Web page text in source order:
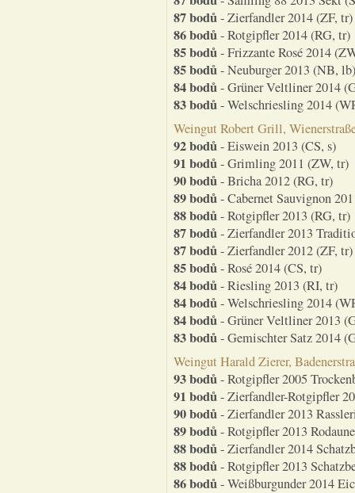
87 bodů- Zierfandler 2014 (ZF, tr)
86 bodů- Rotgipfler 2014 (RG, tr)
85 bodů- Frizzante Rosé 2014
85 bodů- Neuburger 2013 (NB, lb)
84 bodů- Grüner Veltliner 2014
83 bodů- Welschriesling 2014
Weingut Robert Grill,
92 bodů- Eiswein 2013 (CS, s)
91 bodů- Grimling 2011 (ZW, tr)
90 bodů- Bricha 2012 (RG, tr)
89 bodů- Cabernet Sauvignon
88 bodů- Rotgipfler 2013 (RG, tr)
87 bodů- Zierfandler 2013
87 bodů- Zierfandler 2012 (ZF, tr)
85 bodů- Rosé 2014 (CS, tr)
84 bodů- Riesling 2013 (RI, tr)
84 bodů- Welschriesling 2014
84 bodů- Grüner Veltliner 2013
83 bodů- Gemischter Satz 2014
Weingut Harald Zierer,
93 bodů- Rotgipfler 2005
91 bodů- Zierfandler-Rotgipfler
90 bodů- Zierfandler 2013
89 bodů- Rotgipfler 2013
88 bodů- Zierfandler 2014
88 bodů- Rotgipfler 2013
86 bodů- Weißburgunder 2014